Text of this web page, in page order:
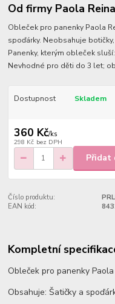
Od firmy Paola Reina
Obleček pro panenky Paola
spoďárky. Neobsahuje
Panenky, kterým obleček
Nevhodné pro děti do 3 let;
Dostupnost Skladem
360 Kč/ks
298 Kč bez DPH
Přidat
Číslo produktu:
EAN kód:
Kompletní
Obleček pro panenky
Obsahuje: Šatičky a